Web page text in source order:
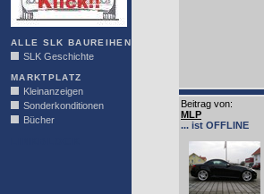
ALLE SLK BAUREIHEN
SLK Geschichte
MARKTPLATZ
Kleinanzeigen
Sonderkonditionen
Bücher
Beitrag von:
MLP
... ist OFFLINE